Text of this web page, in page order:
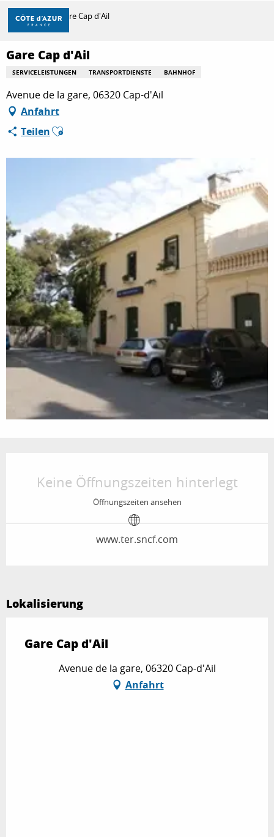
Aller
contenu
principal
ENTDECKEN
ZU TUN
AUFENTHALT
Startseite Gare Cap d'Ail
Gare Cap d'Ail
SERVICELEISTUNGEN TRANSPORTDIENSTE BAHNHOF
Avenue de la gare, 06320 Cap-d'Ail
Anfahrt
TeilenAjouter aux favoris
Keine Öffnungszeiten hinterlegt
Öffnungszeiten ansehen
www.ter.sncf.com
Lokalisierung
Gare Cap d'Ail
Avenue de la gare, 06320 Cap-d'Ail
Anfahrt